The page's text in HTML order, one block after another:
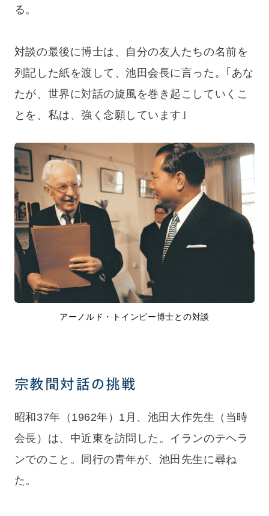
アーノルド・トインビー博士との対談
る。
対談の最後に博士は、自分の友人たちの名前を
列記した紙を渡して、池田会長に言った。｢あな
たが、世界に対話の旋風を巻き起こしていくこ
とを、私は、強く念願しています｣
宗教間対話の挑戦
昭和37年（1962年）1月、池田大作先生（当時
会長）は、中近東を訪問した。イランのテヘラ
ンでのこと。同行の青年が、池田先生に尋ね
た。